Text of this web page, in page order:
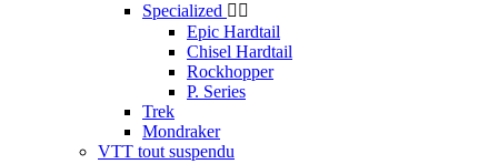
Specialized  
Epic Hardtail
Chisel Hardtail
Rockhopper
P. Series
Trek
Mondraker
VTT tout suspendu